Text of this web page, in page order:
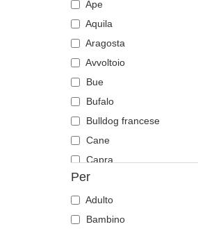
Ape
Aquila
Aragosta
Avvoltoio
Bue
Bufalo
Bulldog francese
Cane
Capra
Cavallo
Cervo
Chihuahua
Per
Adulto
Bambino